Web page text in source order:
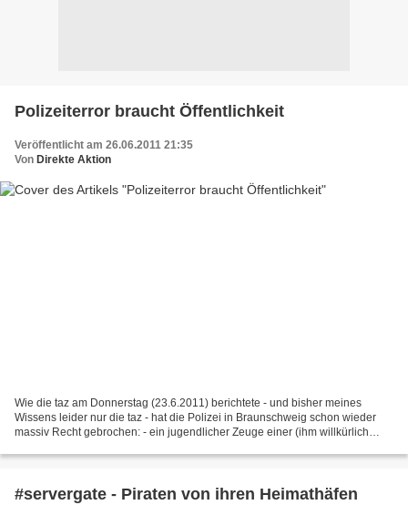
Polizeiterror braucht Öffentlichkeit
Veröffentlicht am 26.06.2011 21:35
Von Direkte Aktion
Wie die taz am Donnerstag (23.6.2011) berichtete - und bisher meines
Wissens leider nur die taz - hat die Polizei in Braunschweig schon wieder
massiv Recht gebrochen: - ein jugendlicher Zeuge einer (ihm willkürlich
#servergate - Piraten von ihren Heimathäfen